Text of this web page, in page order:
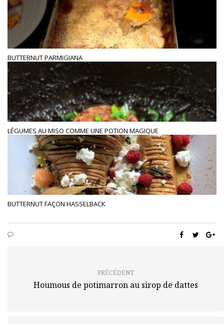
BUTTERNUT PARMIGIANA
LÉGUMES AU MISO COMME UNE POTION MAGIQUE
BUTTERNUT FAÇON HASSELBACK
PRÉCÉDENT
Houmous de potimarron au sirop de dattes